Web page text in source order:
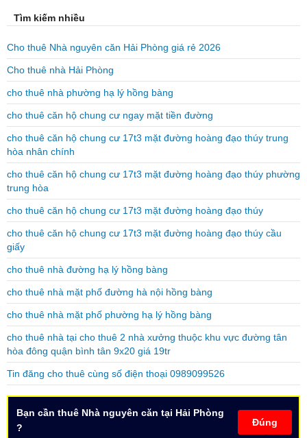
Tìm kiếm nhiều
Cho thuê Nhà nguyên căn Hải Phòng giá rẻ 2026
Cho thuê nhà Hải Phòng
cho thuê nhà phường hạ lý hồng bàng
cho thuê căn hộ chung cư ngay mặt tiền đường
cho thuê căn hộ chung cư 17t3 mặt đường hoàng đạo thúy trung
hòa nhân chính
cho thuê căn hộ chung cư 17t3 mặt đường hoàng đạo thúy phường
trung hòa
cho thuê căn hộ chung cư 17t3 mặt đường hoàng đạo thúy
cho thuê căn hộ chung cư 17t3 mặt đường hoàng đạo thúy cầu
giấy
cho thuê nhà đường hạ lý hồng bàng
cho thuê nhà mặt phố đường hà nội hồng bàng
cho thuê nhà mặt phố phường hạ lý hồng bàng
cho thuê nhà tại cho thuê 2 nhà xưởng thuộc khu vực đường tân
hòa đông quận bình tân 9x20 giá 19tr
Tin đăng cho thuê cùng số điện thoại 0989099526
Đúng
Bạn cần thuê Nhà nguyên căn tại Hải Phòng
?